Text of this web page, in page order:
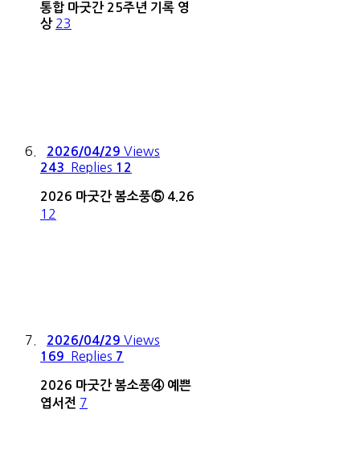
통합 마굿간 25주년 기록 영
상 23
2026/04/29 Views
243 Replies 12
2026 마굿간 봄소풍⑤ 4.26
12
2026/04/29 Views
169 Replies 7
2026 마굿간 봄소풍④ 예쁜
엽서전 7